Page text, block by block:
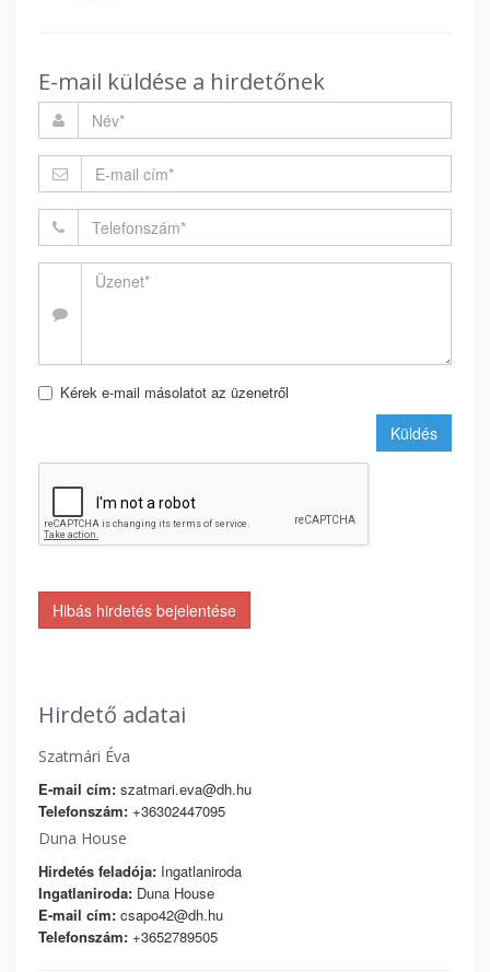
E-mail küldése a hirdetőnek
Kérek e-mail másolatot az üzenetről
Küldés
Hibás hirdetés bejelentése
Hirdető adatai
Szatmári Éva
E-mail cím: szatmari.eva@dh.hu
Telefonszám: +36302447095
Duna House
Hirdetés feladója: Ingatlaniroda
Ingatlaniroda: Duna House
E-mail cím: csapo42@dh.hu
Telefonszám: +3652789505